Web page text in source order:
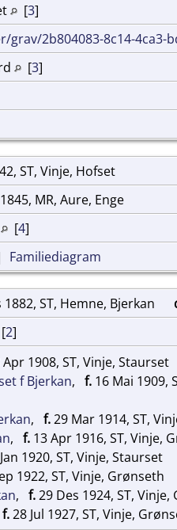
[3]
2b804083-8c14-4ca3-
[3]
ST, Vinje, Hofset
MR, Aure, Enge
[4]
Familiediagram
1882, ST, Hemne, Bjerkan
[2]
Apr 1908, ST, Vinje, Staurset
f Bjerkan, f. 16 Mai 1909,
, f.29 Mar 1914, ST,
, f. 13 Apr 1916, ST, Vinje,
1920, ST, Vinje, Staurset
1922, ST, Vinje, Grønseth
, f.29 Des 1924, ST,
f.28 Jul 1927, ST, Vinje,